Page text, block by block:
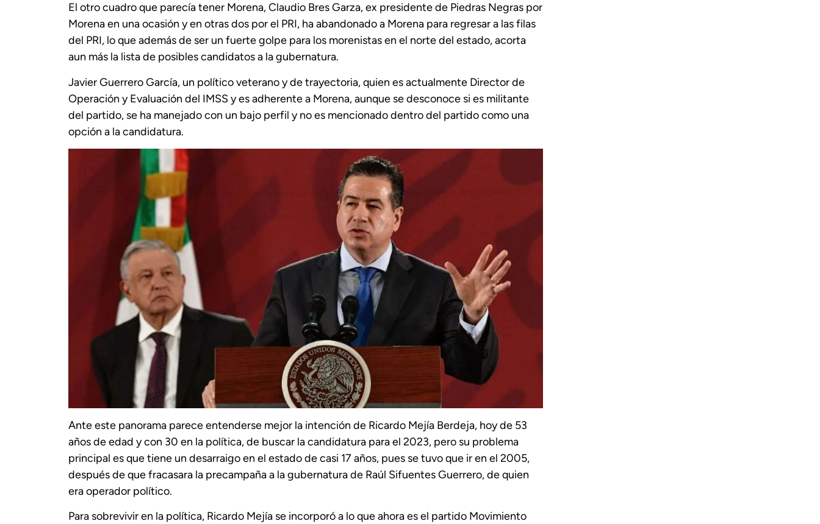
El otro cuadro que parecía tener Morena, Claudio Bres Garza, ex presidente de Piedras Negras por
Morena en una ocasión y en otras dos por el PRI, ha abandonado a Morena para regresar a las filas
del PRI, lo que además de ser un fuerte golpe para los morenistas en el norte del estado, acorta
aun más la lista de posibles candidatos a la gubernatura.
Javier Guerrero García, un político veterano y de trayectoria, quien es actualmente Director de
Operación y Evaluación del IMSS y es adherente a Morena, aunque se desconoce si es militante
del partido, se ha manejado con un bajo perfil y no es mencionado dentro del partido como una
opción a la candidatura.
Ante este panorama parece entenderse mejor la intención de Ricardo Mejía Berdeja, hoy de 53
años de edad y con 30 en la política, de buscar la candidatura para el 2023, pero su problema
principal es que tiene un desarraigo en el estado de casi 17 años, pues se tuvo que ir en el 2005,
después de que fracasara la precampaña a la gubernatura de Raúl Sifuentes Guerrero, de quien
era operador político.
Para sobrevivir en la política, Ricardo Mejía se incorporó a lo que ahora es el partido Movimiento